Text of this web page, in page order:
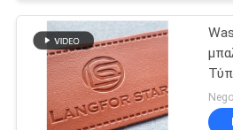
ανάγλυφο
μπαλώματα
δέρματος